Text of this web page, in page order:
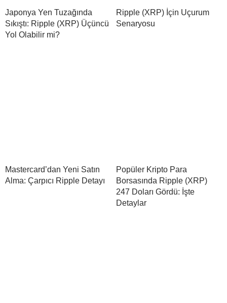
Japonya Yen Tuzağında
Sıkıştı: Ripple (XRP) Üçüncü
Yol Olabilir mi?
Ripple (XRP) İçin Uçurum
Senaryosu
Mastercard’dan Yeni Satın
Alma: Çarpıcı Ripple Detayı
Popüler Kripto Para
Borsasında Ripple (XRP)
247 Doları Gördü: İşte
Detaylar